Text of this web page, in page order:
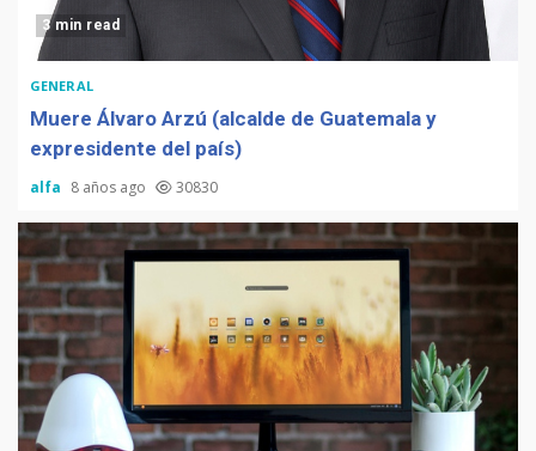
3 min read
GENERAL
Muere Álvaro Arzú (alcalde de Guatemala y
expresidente del país)
alfa 8 años ago 30830